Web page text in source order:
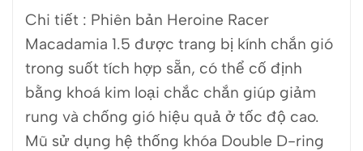
Chi tiết : Phiên bản Heroine Racer
Macadamia 1.5 được trang bị kính chắn gió
trong suốt tích hợp sẵn, có thể cố định
bằng khoá kim loại chắc chắn giúp giảm
rung và chống gió hiệu quả ở tốc độ cao.
Mũ sử dụng hệ thống khóa Double D-ring